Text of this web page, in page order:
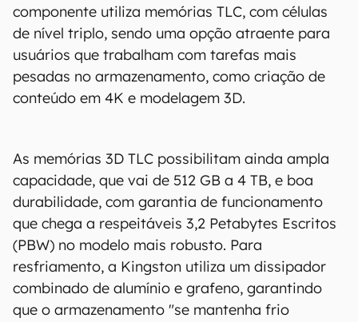
componente utiliza memórias TLC, com células
de nível triplo, sendo uma opção atraente para
usuários que trabalham com tarefas mais
pesadas no armazenamento, como criação de
conteúdo em 4K e modelagem 3D.
As memórias 3D TLC possibilitam ainda ampla
capacidade, que vai de 512 GB a 4 TB, e boa
durabilidade, com garantia de funcionamento
que chega a respeitáveis 3,2 Petabytes Escritos
(PBW) no modelo mais robusto. Para
resfriamento, a Kingston utiliza um dissipador
combinado de alumínio e grafeno, garantindo
que o armazenamento "se mantenha frio